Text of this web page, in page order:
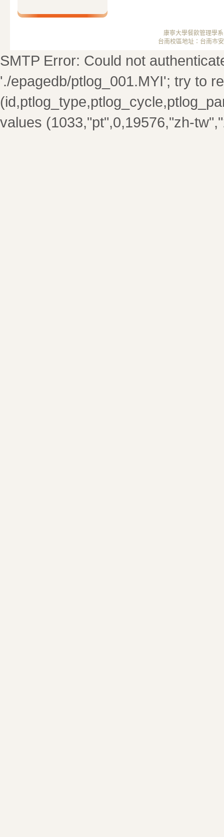
康寧大學餐飲管理學
台南校區地址：台南市
SMTP Error: Could not
'./epagedb/ptlog_001.MYI'; try to
values (1033,"pt",0,19576,"zh-